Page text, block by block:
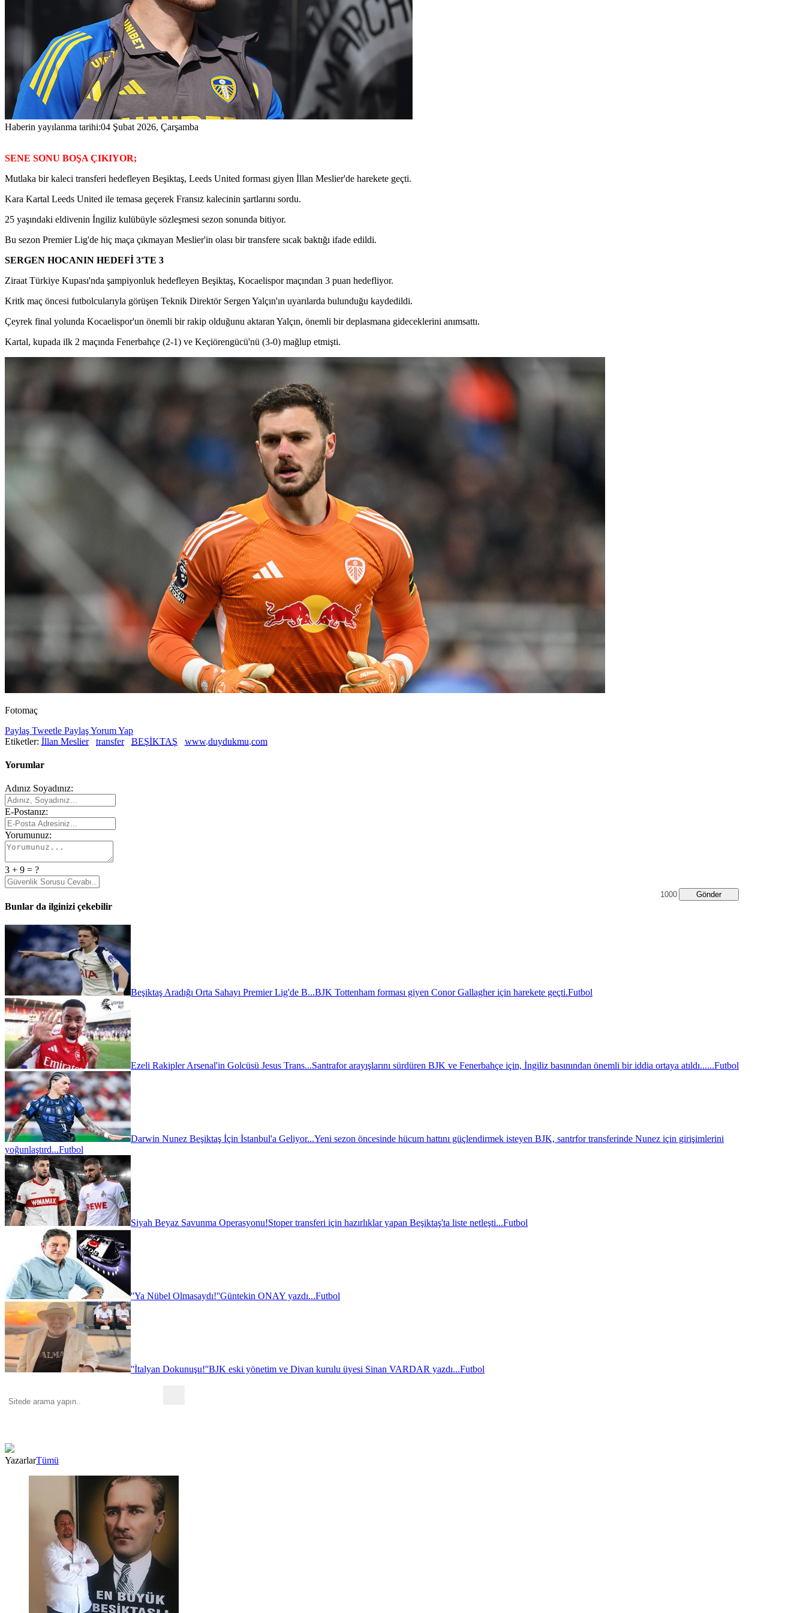
Haberin yayılanma tarihi:04 Şubat 2026, Çarşamba
SENE SONU BOŞA ÇIKIYOR;
Mutlaka bir kaleci transferi hedefleyen Beşiktaş, Leeds United forması giyen İllan Meslier'de harekete geçti.
Kara Kartal Leeds United ile temasa geçerek Fransız kalecinin şartlarını sordu.
25 yaşındaki eldivenin İngiliz kulübüyle sözleşmesi sezon sonunda bitiyor.
Bu sezon Premier Lig'de hiç maça çıkmayan Meslier'in olası bir transfere sıcak baktığı ifade edildi.
SERGEN HOCANIN HEDEFİ 3'TE 3
Ziraat Türkiye Kupası'nda şampiyonluk hedefleyen Beşiktaş, Kocaelispor maçından 3 puan hedefliyor.
Kritk maç öncesi futbolcularıyla görüşen Teknik Direktör Sergen Yalçın'ın uyarılarda bulunduğu kaydedildi.
Çeyrek final yolunda Kocaelispor'un önemli bir rakip olduğunu aktaran Yalçın, önemli bir deplasmana gideceklerini anımsattı.
Kartal, kupada ilk 2 maçında Fenerbahçe (2-1) ve Keçiörengücü'nü (3-0) mağlup etmişti.
Fotomaç
Paylaş Tweetle PaylaşYorum Yap
Etiketler: İllan Meslier transfer BEŞİKTAŞ www.duydukmu.com
Yorumlar
Adınız Soyadınız:
E-Postanız:
Yorumunuz:
3 + 9 = ?
Gönder
Bunlar da ilginizi çekebilir
Beşiktaş Aradığı Orta Sahayı Premier Lig'de B...BJK Tottenham forması giyen Conor Gallagher için harekete geçti.Futbol
Ezeli Rakipler Arsenal'in Golcüsü Jesus Trans...Santrafor arayışlarını sürdüren BJK ve Fenerbahçe için, İngiliz basınından önemli bir iddia ortaya atıldı......Futbol
Darwin Nunez Beşiktaş İçin İstanbul'a Geliyor...Yeni sezon öncesinde hücum hattını güçlendirmek isteyen BJK, santrfor transferinde Nunez için girişimlerini
yoğunlaştırd...Futbol
Siyah Beyaz Savunma Operasyonu!Stoper transferi için hazırlıklar yapan Beşiktaş'ta liste netleşti...Futbol
''Ya Nübel Olmasaydı!''Güntekin ONAY yazdı...Futbol
''İtalyan Dokunuşu!''BJK eski yönetim ve Divan kurulu üyesi Sinan VARDAR yazdı...Futbol
YazarlarTümü